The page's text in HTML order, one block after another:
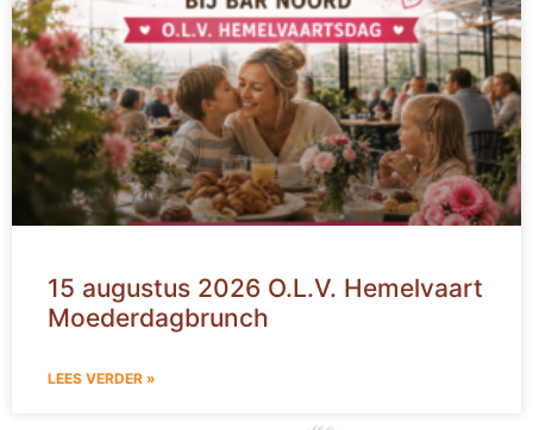
15 augustus 2026 O.L.V. Hemelvaart
Moederdagbrunch
LEES VERDER »